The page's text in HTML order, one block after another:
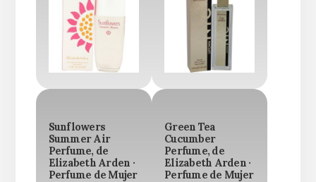
Sunflowers
Summer Air
Perfume, de
Elizabeth Arden ·
Perfume de Mujer
Green Tea
Cucumber
Perfume, de
Elizabeth Arden ·
Perfume de Mujer